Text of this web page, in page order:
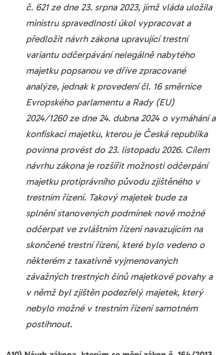
č. 621 ze dne 23. srpna 2023, jímž vláda uložila
ministru spravedlnosti úkol vypracovat a
předložit návrh zákona upravující trestní
variantu odčerpávání nelegálně nabytého
majetku popsanou ve dříve zpracované
analýze, jednak k provedení čl. 16 směrnice
Evropského parlamentu a Rady (EU)
2024/1260 ze dne 24. dubna 2024 o vymáhání a
konfiskaci majetku, kterou je Česká republika
povinna provést do 23. listopadu 2026. Cílem
návrhu zákona je rozšířit možnosti odčerpání
majetku protiprávního původu zjištěného v
trestním řízení. Takový majetek bude za
splnění stanovených podmínek nově možné
odčerpat ve zvláštním řízení navazujícím na
skončené trestní řízení, které bylo vedeno o
některém z taxativně vyjmenovaných
závažných trestných činů majetkové povahy a
v němž byl zjištěn podezřelý majetek, který
nebylo možné v trestním řízení samotném
postihnout.